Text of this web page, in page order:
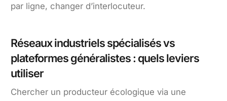
par ligne, changer d’interlocuteur.
Réseaux industriels spécialisés vs
plateformes généralistes : quels leviers
utiliser
Chercher un producteur écologique via une